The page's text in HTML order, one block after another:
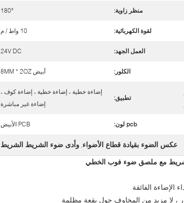
منظر زاوية: 180°
لقوة الكهربائية: 10 واط / م
العمل الجهد: 24V DC
الكلور: أبيض 8MM * 2OZ
تطبيق:
إضاءة خطية ، إضاءة خطية ، إضاءة كوف ،
إضاءة غير مباشرة
pcb لون: PCB الأبيض
عكس الضوء بقيادة قطاع الأضواء, وأدى ضوء الشريط الشريط